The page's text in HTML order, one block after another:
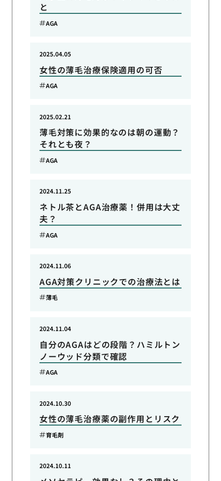
と
AGA
女性の薄毛治療保険適用の可否
2025.04.05
AGA
薄毛対策に効果的なのは朝の運動？
それとも夜？
2025.02.21
AGA
ネトル茶とAGA治療薬！併用は大丈
夫？
2024.11.25
AGA
AGA対策クリニックでの治療法とは
2024.11.06
薄毛
自分のAGAはどの段階？ハミルトン
ノーウッド分類で確認
2024.11.04
AGA
女性の薄毛治療薬の副作用とリスク
2024.10.30
育毛剤
2024.10.11